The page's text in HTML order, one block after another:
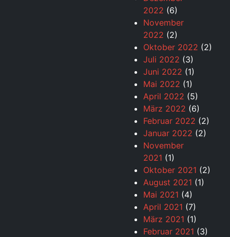
2022 (6)
November
2022 (2)
Oktober 2022 (2)
Juli 2022 (3)
Juni 2022 (1)
Mai 2022 (1)
April 2022 (5)
März 2022 (6)
Februar 2022 (2)
Januar 2022 (2)
November
2021 (1)
Oktober 2021 (2)
August 2021 (1)
Mai 2021 (4)
April 2021 (7)
März 2021 (1)
Februar 2021 (3)